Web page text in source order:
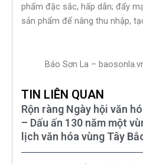
phẩm đặc sắc, hấp dẫn; đẩy
sản phẩm để nâng thu nhập,
Báo Sơn La –
TIN LIÊN QUAN
Rộn ràng Ngày hội văn
– Dấu ấn 130 năm một
lịch văn hóa vùng Tây